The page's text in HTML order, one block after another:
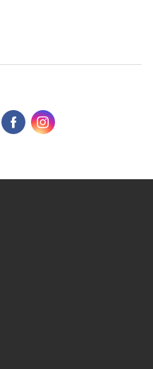
FacebookInstagram